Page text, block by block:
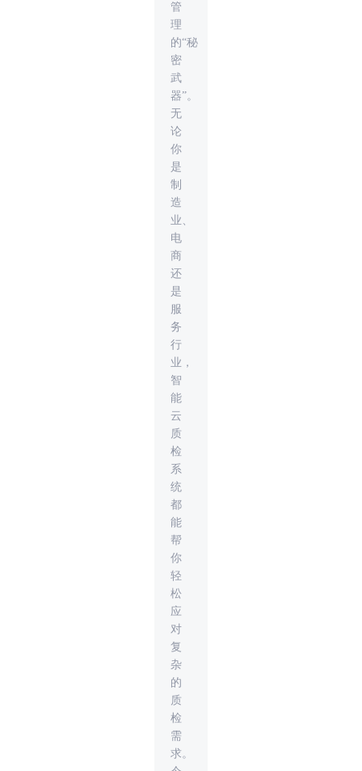
管
理
的“秘
密
武
器”。
无
论
你
是
制
造
业、
电
商
还
是
服
务
行
业，
智
能
云
质
检
系
统
都
能
帮
你
轻
松
应
对
复
杂
的
质
检
需
求。